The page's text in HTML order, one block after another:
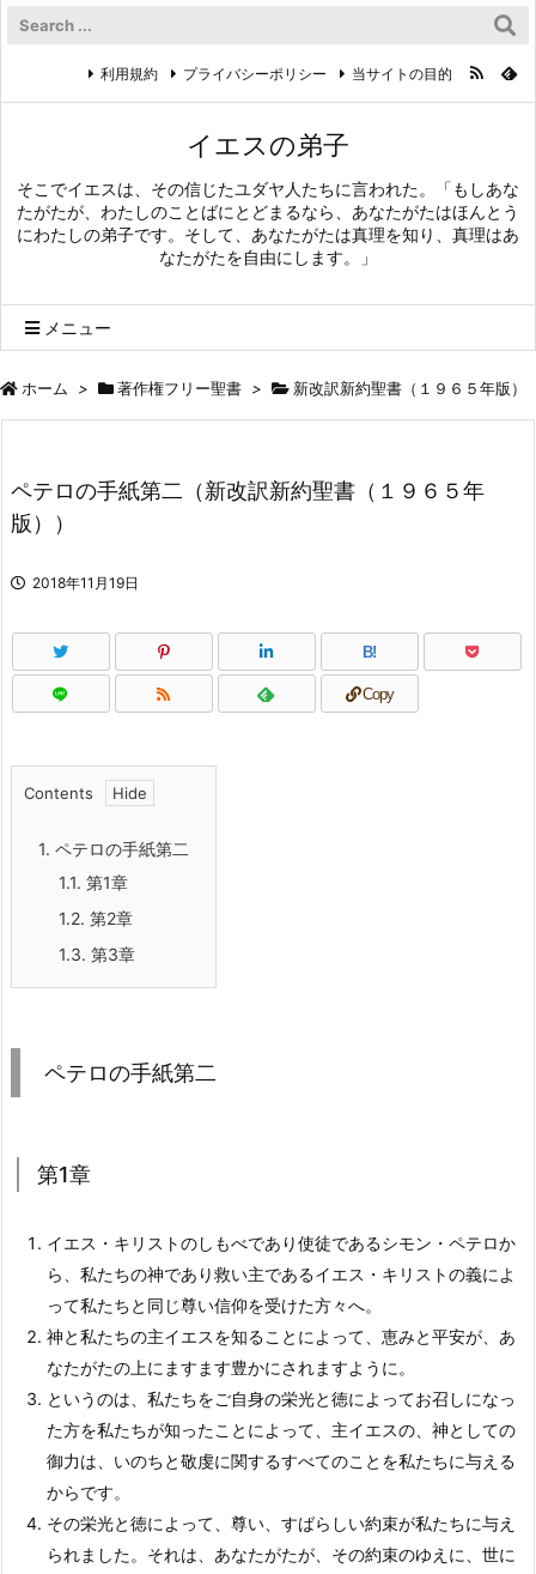
イエスの弟子
そこでイエスは、その信じたユダヤ人たちに言われた。「もしあな
たがたが、わたしのことばにとどまるなら、あなたがたはほんとう
にわたしの弟子です。そして、あなたがたは真理を知り、真理はあ
なたがたを自由にします。」
メニュー
利用規約 プライバシーポリシー 当サイトの目的
ホーム > 著作権フリー聖書 > 新改訳新約聖書（１９６５年版）
ペテロの手紙第二（新改訳新約聖書（１９６５年
版））
2018年11月19日
B!
Copy
Contents
1. ペテロの手紙第二
1.1. 第1章
1.2. 第2章
1.3. 第3章
ペテロの手紙第二
第1章
イエス・キリストのしもべであり使徒であるシモン・ペテロか
ら、私たちの神であり救い主であるイエス・キリストの義によ
って私たちと同じ尊い信仰を受けた方々へ。
神と私たちの主イエスを知ることによって、恵みと平安が、あ
なたがたの上にますます豊かにされますように。
というのは、私たちをご自身の栄光と徳によってお召しになっ
た方を私たちが知ったことによって、主イエスの、神としての
御力は、いのちと敬虔に関するすべてのことを私たちに与える
からです。
その栄光と徳によって、尊い、すばらしい約束が私たちに与え
られました。それは、あなたがたが、その約束のゆえに、世に